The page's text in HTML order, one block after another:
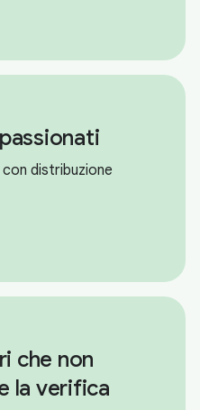
distribuzione
che non
la verifica